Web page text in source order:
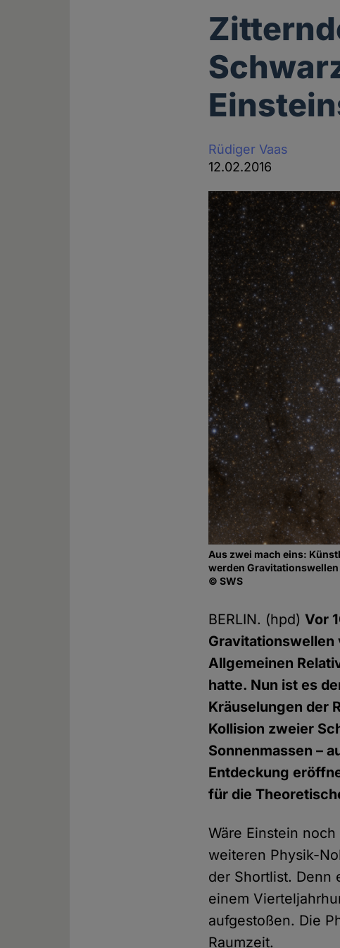
Rüdiger Vaas
12.02.2016
Aus zwei mach eins:
werden
© SWS
BERLIN. (hpd)Vor
Gravitationswellen
Allgemeinen
hatte. Nun ist es
Kräuselungen der
Kollision zweier
Sonnenmassen –
Entdeckung
für die
Wäre Einstein
weiteren Physik-
der Shortlist. Denn
einem
aufgestoßen. Die
Raumzeit.